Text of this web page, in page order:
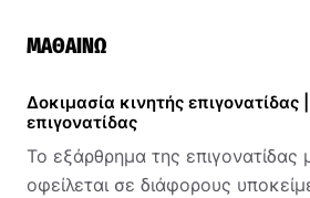
ΜΑΘΑΊΝΩ
Δοκιμασία κινητής
επιγονατίδας
Το εξάρθρημα της επιγονατίδας
οφείλεται σε διάφορους